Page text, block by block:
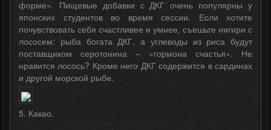
форме». Пищевые добавки с ДКГ очень популярны у
японских студентов во время сессии. Если хотите
почувствовать себя счастливее и умнее, съешьте нигири с
лососем: рыба богата ДКГ, а углеводы из риса будут
поставщиком серотонина – «гормона счастья». Не
нравится лосось? Кроме него ДКГ содержится в сардинах
и другой морской рыбе.
5. Какао.